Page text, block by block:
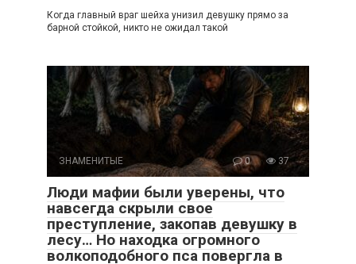
Когда главный враг шейха унизил девушку прямо за
барной стойкой, никто не ожидал такой
ЗНАМЕНИТЫЕ 0 37
Люди мафии были уверены, что
навсегда скрыли свое
преступление, закопав девушку в
лесу… Но находка огромного
волкоподобного пса повергла в